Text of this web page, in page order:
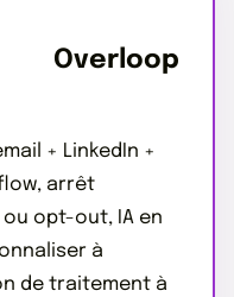
Overloop
+ LinkedIn +
arrêt
opt-out, IA en
à
de traitement à